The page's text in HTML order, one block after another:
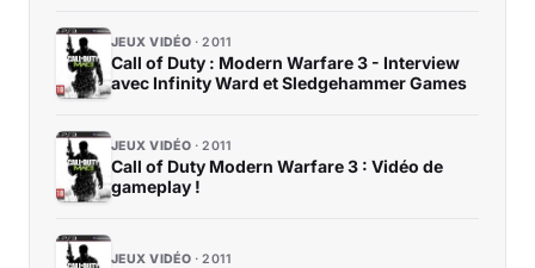
JEUX VIDÉO 2011
Call of Duty : Modern Warfare 3 - Interview
avec Infinity Ward et Sledgehammer Games
JEUX VIDÉO 2011
Call of Duty Modern Warfare 3 : Vidéo de
gameplay !
JEUX VIDÉO 2011